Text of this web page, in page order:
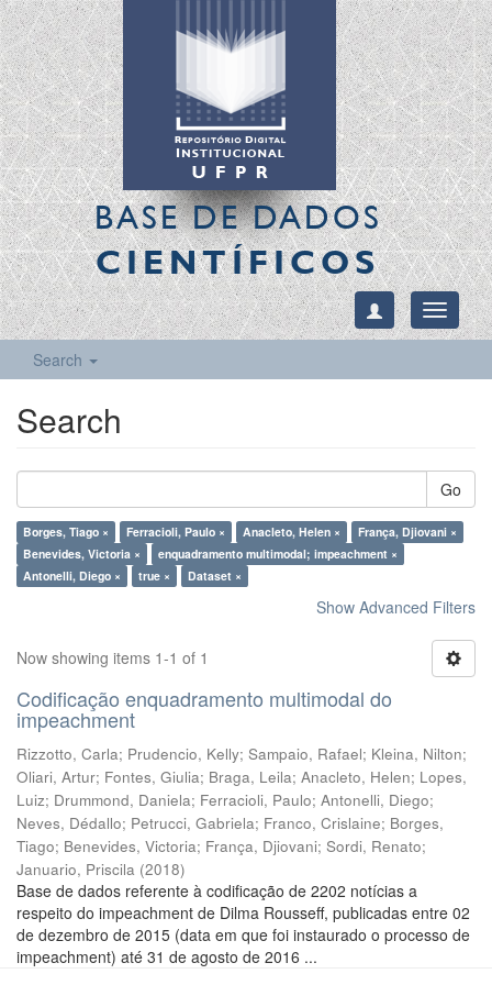
BASE DE DADOS
CIENTÍFICOS
Toggle
Search
Search
Go
Borges, Tiago × Ferracioli, Paulo × Anacleto, Helen ×
França, Djiovani ×
Benevides, Victoria ×
enquadramento multimodal; impeachment ×
Antonelli, Diego ×
true × Dataset ×
Show Advanced Filters
Now showing items 1-1 of 1
Codificação enquadramento multimodal do
impeachment
Rizzotto, Carla; Prudencio, Kelly; Sampaio, Rafael; Kleina, Nilton;
Oliari, Artur; Fontes, Giulia; Braga, Leila; Anacleto, Helen; Lopes,
Luiz; Drummond, Daniela; Ferracioli, Paulo; Antonelli, Diego;
Neves, Dédallo; Petrucci, Gabriela; Franco, Crislaine; Borges,
Tiago; Benevides, Victoria; França, Djiovani; Sordi, Renato;
Januario, Priscila (2018)
Base de dados referente à codificação de 2202 notícias a
respeito do impeachment de Dilma Rousseff, publicadas entre 02
de dezembro de 2015 (data em que foi instaurado o processo de
impeachment) até 31 de agosto de 2016 ...